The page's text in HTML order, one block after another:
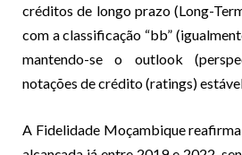
créditos de longo prazo (Long-
com a classificação “bb”
mantendo-se o outlook
notações de crédito (ratings)
A Fidelidade Moçambique